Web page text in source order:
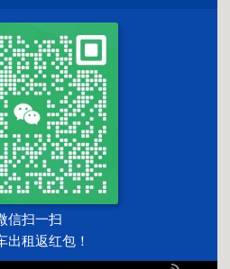
信扫一扫
出租返红包！